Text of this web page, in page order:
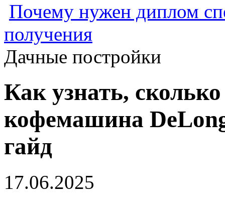
Почему нужен диплом
получения
Дачные постройки
Как узнать,
кофемашина
гайд
17.06.2025